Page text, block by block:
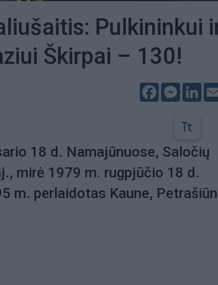
Pulkininkui
Škirpai – 130!
Facebook
18 d. Namajūnuose, Saločių
mirė 1979 m. rugpjūčio 18 d.
m. perlaidotas Kaune,